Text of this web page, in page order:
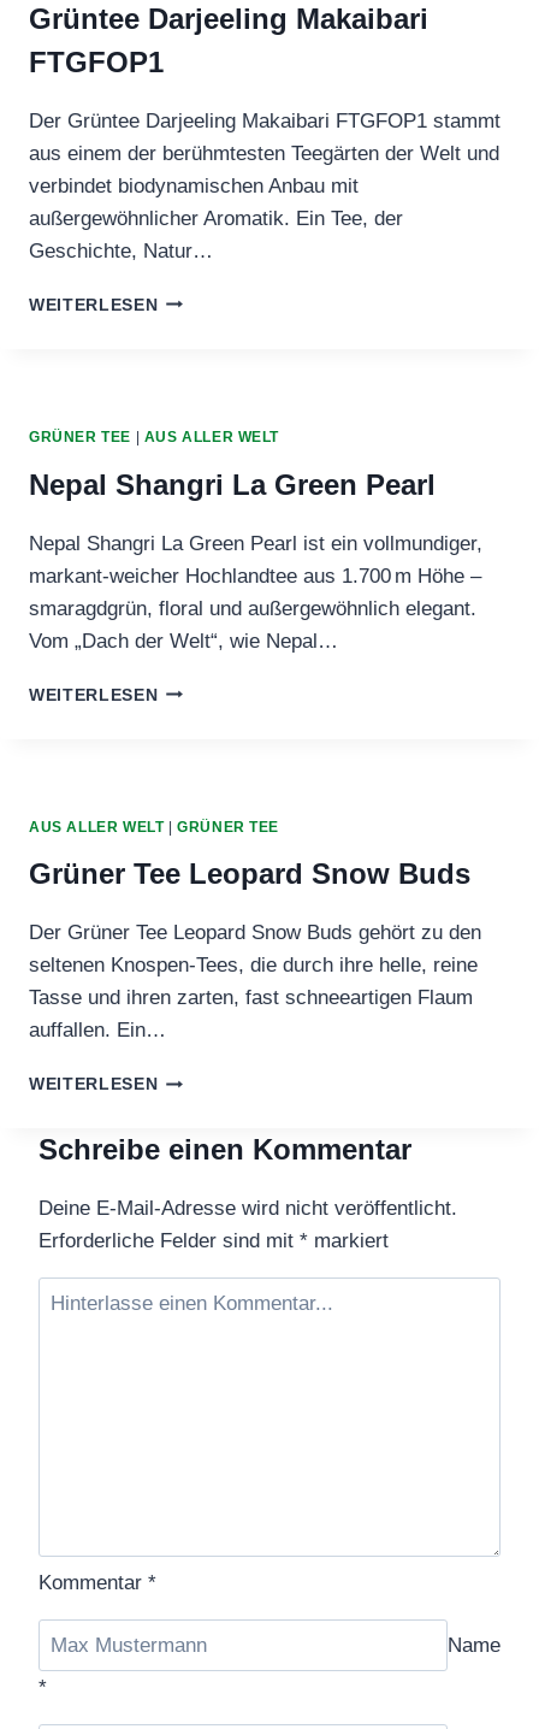
Grüntee Darjeeling Makaibari
FTGFOP1
Der Grüntee Darjeeling Makaibari FTGFOP1 stammt
aus einem der berühmtesten Teegärten der Welt und
verbindet biodynamischen Anbau mit
außergewöhnlicher Aromatik. Ein Tee, der
Geschichte, Natur…
WEITERLESENGRÜNTEE
GRÜNER TEE | AUS ALLER WELT
Nepal Shangri La Green Pearl
Nepal Shangri La Green Pearl ist ein vollmundiger,
markant‑weicher Hochlandtee aus 1.700 m Höhe –
smaragdgrün, floral und außergewöhnlich elegant.
Vom „Dach der Welt“, wie Nepal…
WEITERLESENNEPAL
AUS ALLER WELT|GRÜNER TEE
Grüner Tee Leopard Snow Buds
Der Grüner Tee Leopard Snow Buds gehört zu den
seltenen Knospen‑Tees, die durch ihre helle, reine
Tasse und ihren zarten, fast schneeartigen Flaum
auffallen. Ein…
WEITERLESENGRÜNER
SNOW
Schreibe einen Kommentar
Deine E-Mail-Adresse wird nicht veröffentlicht.
Erforderliche Felder sind mit * markiert
Kommentar *
Name
*